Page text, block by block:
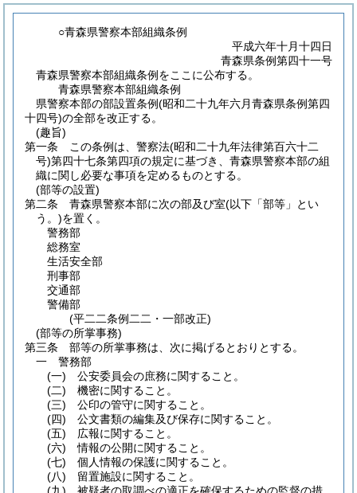
○青森県警察本部組織条例
平成六年十月十四日
青森県条例第四十一号
青森県警察本部組織条例をここに公布する。
青森県警察本部組織条例
県警察本部の部設置条例(昭和二十九年六月青森県条例第四
十四号)の全部を改正する。
(趣旨)
第一条
この条例は、警察法(昭和二十九年法律第百六十二
号)第四十七条第四項の規定に基づき、青森県警察本部の組
織に関し必要な事項を定めるものとする。
(部等の設置)
第二条
青森県警察本部に次の部及び室(以下「部等」とい
う。)を置く。
警務部
総務室
生活安全部
刑事部
交通部
警備部
(平二二条例二二・一部改正)
(部等の所掌事務)
第三条
部等の所掌事務は、次に掲げるとおりとする。
一
警務部
(一)
公安委員会の庶務に関すること。
(二)
機密に関すること。
(三)
公印の管守に関すること。
(四)
公文書類の編集及び保存に関すること。
(五)
広報に関すること。
(六)
情報の公開に関すること。
(七)
個人情報の保護に関すること。
(八)
留置施設に関すること。